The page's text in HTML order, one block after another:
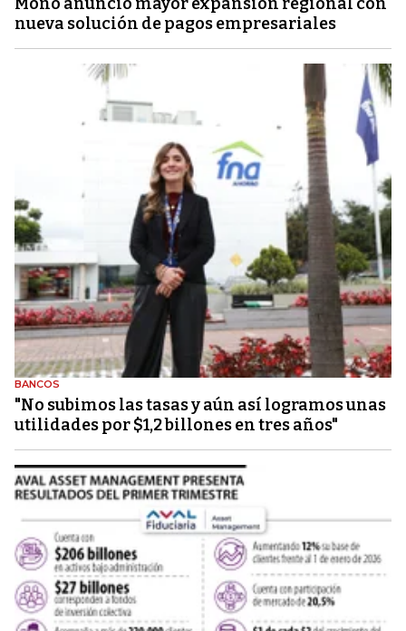
nueva solución de pagos empresariales
BANCOS
"No subimos las tasas y aún así logramos unas
utilidades por $1,2 billones en tres años"